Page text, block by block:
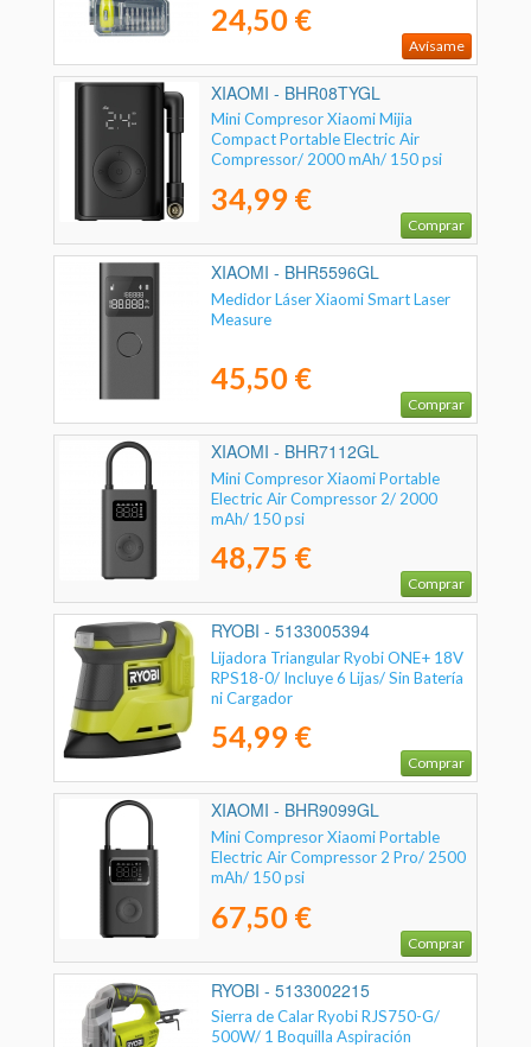
24,50 €
Avísame
XIAOMI - BHR08TYGL
Mini Compresor Xiaomi Mijia
Compact Portable Electric Air
Compressor/ 2000 mAh/ 150 psi
34,99 €
Comprar
XIAOMI - BHR5596GL
Medidor Láser Xiaomi Smart Laser
Measure
45,50 €
Comprar
XIAOMI - BHR7112GL
Mini Compresor Xiaomi Portable
Electric Air Compressor 2/ 2000
mAh/ 150 psi
48,75 €
Comprar
RYOBI - 5133005394
Lijadora Triangular Ryobi ONE+ 18V
RPS18-0/ Incluye 6 Lijas/ Sin Batería
ni Cargador
54,99 €
Comprar
XIAOMI - BHR9099GL
Mini Compresor Xiaomi Portable
Electric Air Compressor 2 Pro/ 2500
mAh/ 150 psi
67,50 €
Comprar
RYOBI - 5133002215
Sierra de Calar Ryobi RJS750-G/
500W/ 1 Boquilla Aspiración